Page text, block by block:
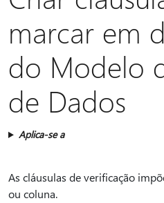
marcar em
do Modelo
de Dados
Aplica-se a
As cláusulas de verificação
ou coluna.